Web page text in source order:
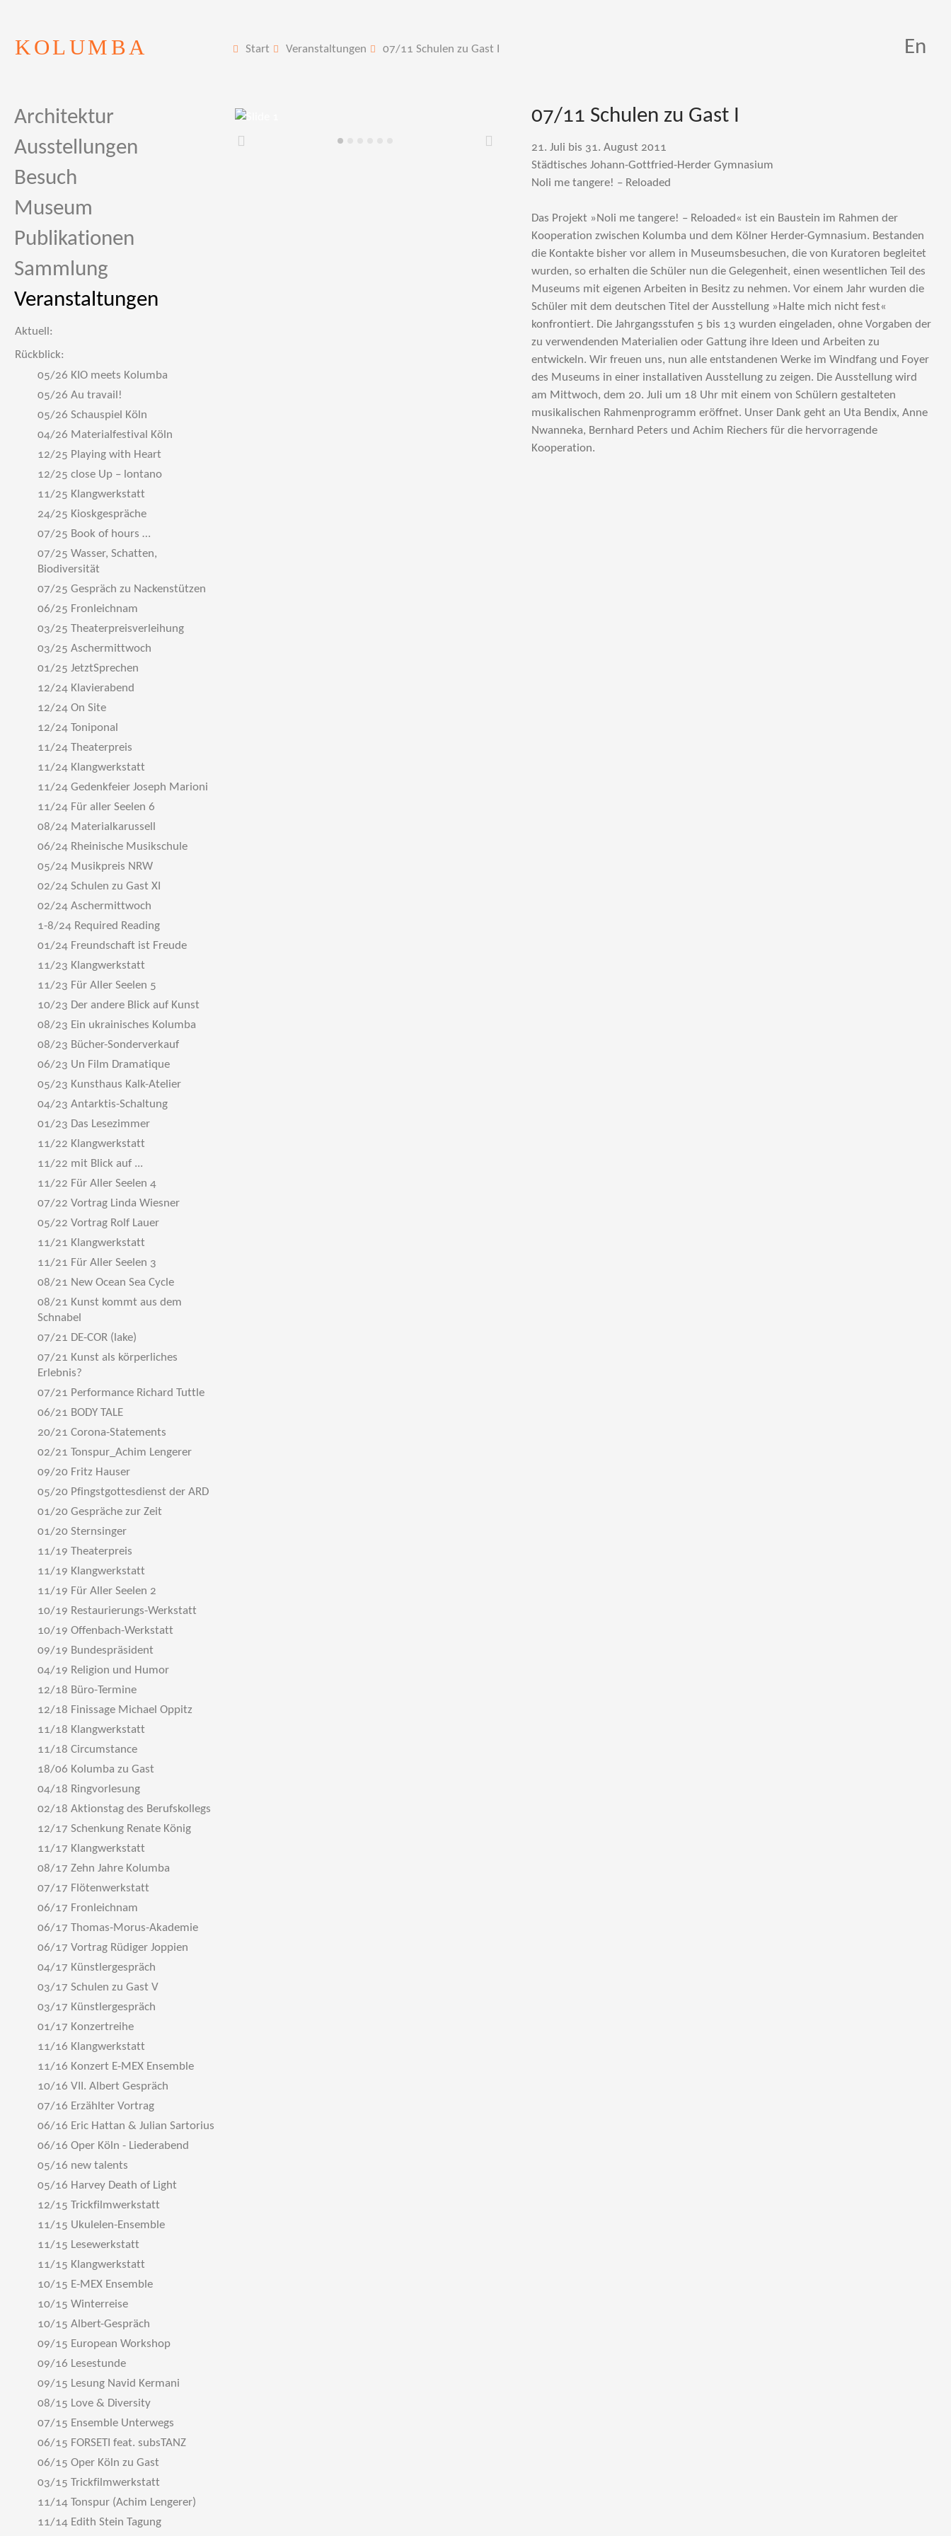
KOLUMBA Start Veranstaltungen 07/11 Schulen zu Gast I En
Architektur
Ausstellungen
Besuch
Museum
Publikationen
Sammlung
Veranstaltungen
Aktuell:
Rückblick:
05/26 KIO meets Kolumba
05/26 Au travail!
05/26 Schauspiel Köln
04/26 Materialfestival Köln
12/25 Playing with Heart
12/25 close Up – lontano
11/25 Klangwerkstatt
24/25 Kioskgespräche
07/25 Book of hours …
07/25 Wasser, Schatten,
Biodiversität
07/25 Gespräch zu Nackenstützen
06/25 Fronleichnam
03/25 Theaterpreisverleihung
03/25 Aschermittwoch
01/25 JetztSprechen
12/24 Klavierabend
12/24 On Site
12/24 Toniponal
11/24 Theaterpreis
11/24 Klangwerkstatt
11/24 Gedenkfeier Joseph Marioni
11/24 Für aller Seelen 6
08/24 Materialkarussell
06/24 Rheinische Musikschule
05/24 Musikpreis NRW
02/24 Schulen zu Gast XI
02/24 Aschermittwoch
1-8/24 Required Reading
01/24 Freundschaft ist Freude
11/23 Klangwerkstatt
11/23 Für Aller Seelen 5
10/23 Der andere Blick auf Kunst
08/23 Ein ukrainisches Kolumba
08/23 Bücher-Sonderverkauf
06/23 Un Film Dramatique
05/23 Kunsthaus Kalk-Atelier
04/23 Antarktis-Schaltung
01/23 Das Lesezimmer
11/22 Klangwerkstatt
11/22 mit Blick auf ...
11/22 Für Aller Seelen 4
07/22 Vortrag Linda Wiesner
05/22 Vortrag Rolf Lauer
11/21 Klangwerkstatt
11/21 Für Aller Seelen 3
08/21 New Ocean Sea Cycle
08/21 Kunst kommt aus dem
Schnabel
07/21 DE-COR (lake)
07/21 Kunst als körperliches
Erlebnis?
07/21 Performance Richard Tuttle
06/21 BODY TALE
20/21 Corona-Statements
02/21 Tonspur_Achim Lengerer
09/20 Fritz Hauser
05/20 Pfingstgottesdienst der ARD
01/20 Gespräche zur Zeit
01/20 Sternsinger
11/19 Theaterpreis
11/19 Klangwerkstatt
11/19 Für Aller Seelen 2
10/19 Restaurierungs-Werkstatt
10/19 Offenbach-Werkstatt
09/19 Bundespräsident
04/19 Religion und Humor
12/18 Büro-Termine
12/18 Finissage Michael Oppitz
11/18 Klangwerkstatt
11/18 Circumstance
18/06 Kolumba zu Gast
04/18 Ringvorlesung
02/18 Aktionstag des Berufskollegs
12/17 Schenkung Renate König
11/17 Klangwerkstatt
08/17 Zehn Jahre Kolumba
07/17 Flötenwerkstatt
06/17 Fronleichnam
06/17 Thomas-Morus-Akademie
06/17 Vortrag Rüdiger Joppien
04/17 Künstlergespräch
03/17 Schulen zu Gast V
03/17 Künstlergespräch
01/17 Konzertreihe
11/16 Klangwerkstatt
11/16 Konzert E-MEX Ensemble
10/16 VII. Albert Gespräch
07/16 Erzählter Vortrag
06/16 Eric Hattan & Julian Sartorius
06/16 Oper Köln - Liederabend
05/16 new talents
05/16 Harvey Death of Light
12/15 Trickfilmwerkstatt
11/15 Ukulelen-Ensemble
11/15 Lesewerkstatt
11/15 Klangwerkstatt
10/15 E-MEX Ensemble
10/15 Winterreise
10/15 Albert-Gespräch
09/15 European Workshop
09/16 Lesestunde
09/15 Lesung Navid Kermani
08/15 Love & Diversity
07/15 Ensemble Unterwegs
06/15 FORSETI feat. subsTANZ
06/15 Oper Köln zu Gast
03/15 Trickfilmwerkstatt
11/14 Tonspur (Achim Lengerer)
11/14 Edith Stein Tagung
Zurück Weiter
07/11 Schulen zu Gast I
21. Juli bis 31. August 2011
Städtisches Johann-Gottfried-Herder Gymnasium
Noli me tangere! – Reloaded
Das Projekt »Noli me tangere! – Reloaded« ist ein Baustein im Rahmen der
Kooperation zwischen Kolumba und dem Kölner Herder-Gymnasium. Bestanden
die Kontakte bisher vor allem in Museumsbesuchen, die von Kuratoren begleitet
wurden, so erhalten die Schüler nun die Gelegenheit, einen wesentlichen Teil des
Museums mit eigenen Arbeiten in Besitz zu nehmen. Vor einem Jahr wurden die
Schüler mit dem deutschen Titel der Ausstellung »Halte mich nicht fest«
konfrontiert. Die Jahrgangsstufen 5 bis 13 wurden eingeladen, ohne Vorgaben der
zu verwendenden Materialien oder Gattung ihre Ideen und Arbeiten zu
entwickeln. Wir freuen uns, nun alle entstandenen Werke im Windfang und Foyer
des Museums in einer installativen Ausstellung zu zeigen. Die Ausstellung wird
am Mittwoch, dem 20. Juli um 18 Uhr mit einem von Schülern gestalteten
musikalischen Rahmenprogramm eröffnet. Unser Dank geht an Uta Bendix, Anne
Nwanneka, Bernhard Peters und Achim Riechers für die hervorragende
Kooperation.